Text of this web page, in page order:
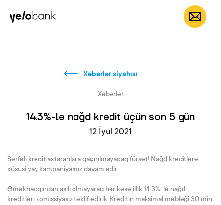
Fərdi Biznes AZ
Xəbərlər siyahısı
Xəbərlər
14.3%-lə nağd kredit üçün son 5 gün
12 İyul 2021
Sərfəli kredit axtaranlara qaçırılmayacaq fürsət! Nağd kreditlərə
xüsusi yay kampaniyamız davam edir.
Əməkhaqqından asılı olmayaraq hər kəsə illik 14.3%-lə nağd
kreditləri komissiyasız təklif edirik. Kreditin maksimal məbləği 30 min